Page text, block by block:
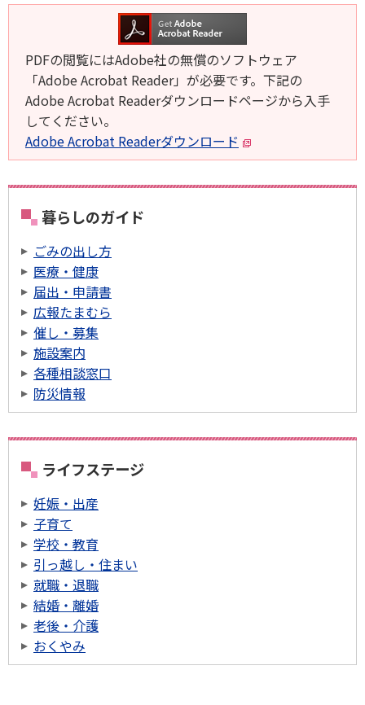
PDFの閲覧にはAdobe社の無償のソフトウェア
「Adobe Acrobat Reader」が必要です。下記の
Adobe Acrobat Readerダウンロードページから入手
してください。
Adobe Acrobat Readerダウンロード
暮らしのガイド
ごみの出し方
医療・健康
届出・申請書
広報たまむら
催し・募集
施設案内
各種相談窓口
防災情報
ライフステージ
妊娠・出産
子育て
学校・教育
引っ越し・住まい
就職・退職
結婚・離婚
老後・介護
おくやみ